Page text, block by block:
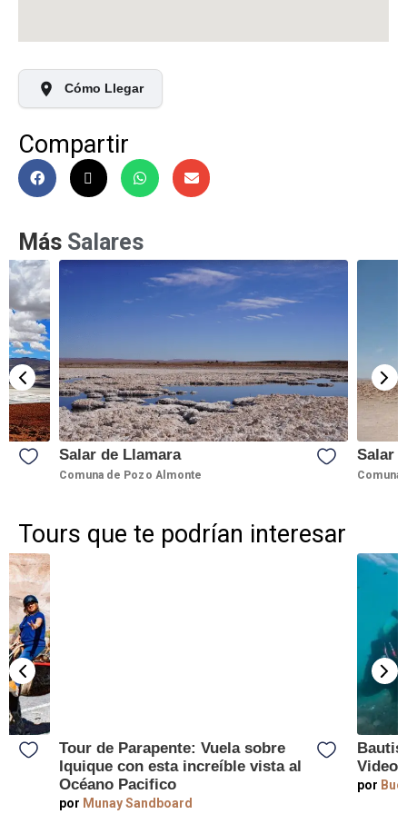
Cómo Llegar
Compartir
Más Salares
Salar de Llamara
Comuna de Pozo Almonte
Salar
Comuna
Tours que te podrían interesar
Tour de Parapente: Vuela sobre
Iquique con esta increíble vista al
Océano Pacifico
por Munay Sandboard
Videos
por